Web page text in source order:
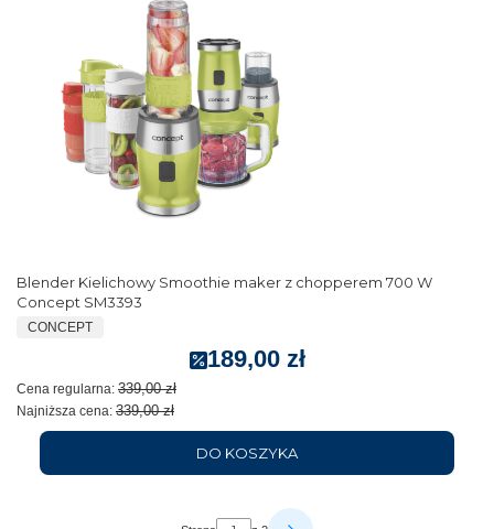
Blender Kielichowy Smoothie maker z chopperem 700 W
Concept SM3393
CONCEPT
189,00 zł
Cena regularna: 339,00 zł
Najniższa cena: 339,00 zł
DO KOSZYKA